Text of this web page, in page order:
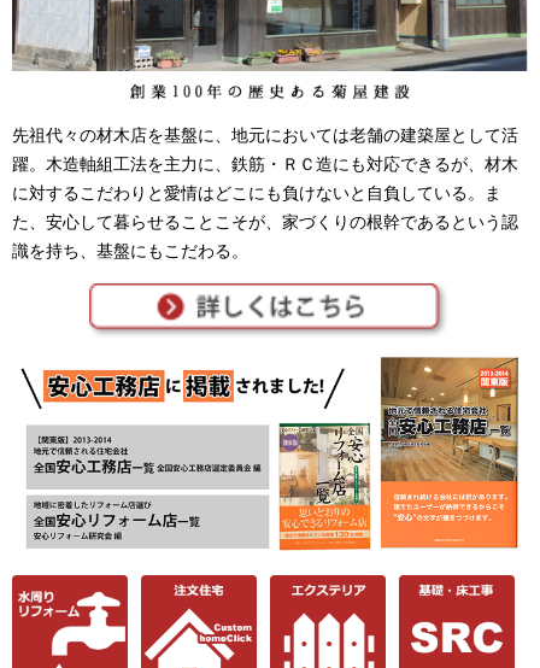
先祖代々の材木店を基盤に、地元においては老舗の建築屋として活
躍。木造軸組工法を主力に、鉄筋・ＲＣ造にも対応できるが、材木
に対するこだわりと愛情はどこにも負けないと自負している。ま
た、安心して暮らせることこそが、家づくりの根幹であるという認
識を持ち、基盤にもこだわる。